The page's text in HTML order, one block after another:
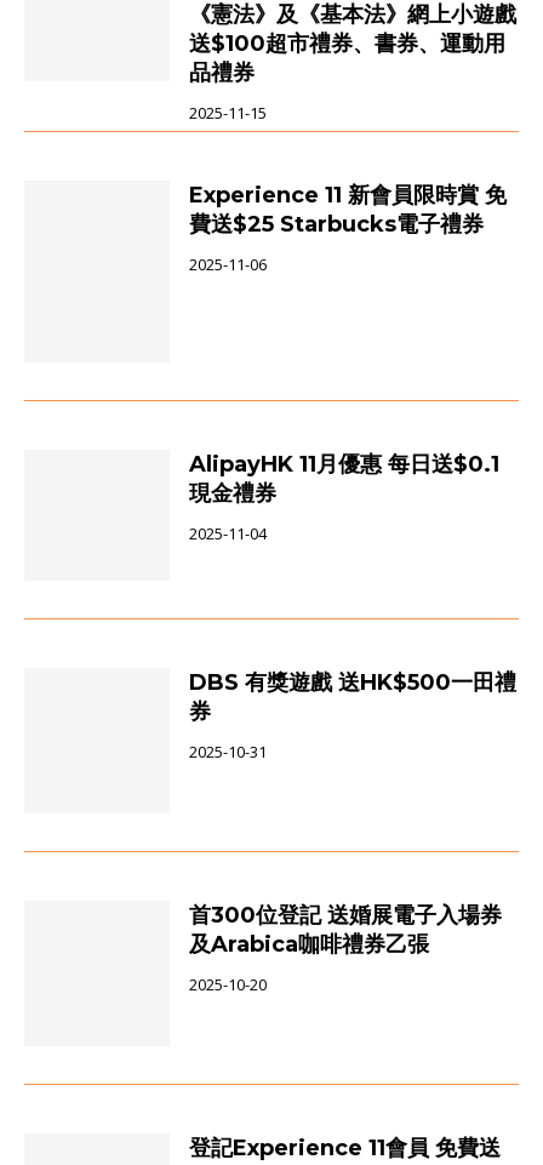
《憲法》及《基本法》網上小遊戲
送$100超市禮券、書券、運動用
品禮券
2025-11-15
Experience 11 新會員限時賞 免
費送$25 Starbucks電子禮券
2025-11-06
AlipayHK 11月優惠 每日送$0.1
現金禮券
2025-11-04
DBS 有獎遊戲 送HK$500一田禮
券
2025-10-31
首300位登記 送婚展電子入場券
及Arabica咖啡禮券乙張
2025-10-20
登記Experience 11會員 免費送